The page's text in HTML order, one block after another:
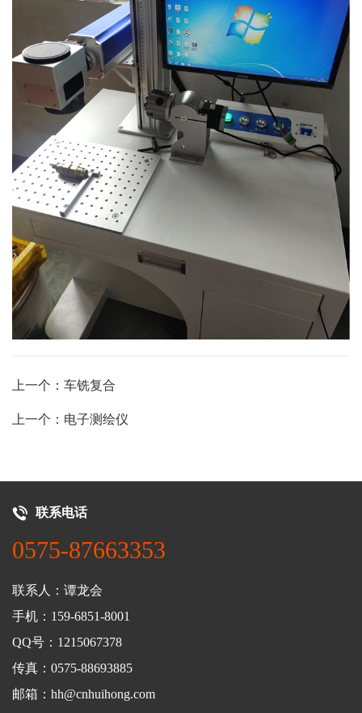
上一个：车铣复合
上一个：电子测绘仪
联系电话
0575-87663353
联系人：谭龙会
手机：159-6851-8001
QQ号：1215067378
传真：0575-88693885
邮箱：hh@cnhuihong.com